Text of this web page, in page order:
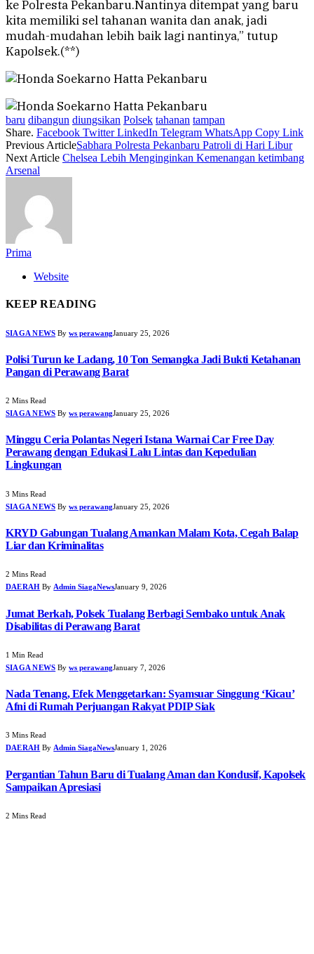
ke Polresta Pekanbaru.Nantinya ditempat yang baru
kita memiliki sel tahanan wanita dan anak, jadi
mudah-mudahan lebih baik lagi nantinya,” tutup
Kapolsek.(**)
baru dibangun diungsikan Polsek tahanan tampan
Share. Facebook Twitter LinkedIn Telegram WhatsApp Copy Link
Previous ArticleSabhara Polresta Pekanbaru Patroli di Hari Libur
Next Article Chelsea Lebih Menginginkan Kemenangan ketimbang
Arsenal
Prima
Website
KEEP READING
SIAGA NEWS By ws perawangJanuary 25, 2026
Polisi Turun ke Ladang, 10 Ton Semangka Jadi Bukti Ketahanan
Pangan di Perawang Barat
2 Mins Read
SIAGA NEWS By ws perawangJanuary 25, 2026
Minggu Ceria Polantas Negeri Istana Warnai Car Free Day
Perawang dengan Edukasi Lalu Lintas dan Kepedulian
Lingkungan
3 Mins Read
SIAGA NEWS By ws perawangJanuary 25, 2026
KRYD Gabungan Tualang Amankan Malam Kota, Cegah Balap
Liar dan Kriminalitas
2 Mins Read
DAERAH By Admin SiagaNewsJanuary 9, 2026
Jumat Berkah, Polsek Tualang Berbagi Sembako untuk Anak
Disabilitas di Perawang Barat
1 Min Read
SIAGA NEWS By ws perawangJanuary 7, 2026
Nada Tenang, Efek Menggetarkan: Syamsuar Singgung ‘Kicau’
Afni di Rumah Perjuangan Rakyat PDIP Siak
3 Mins Read
DAERAH By Admin SiagaNewsJanuary 1, 2026
Pergantian Tahun Baru di Tualang Aman dan Kondusif, Kapolsek
Sampaikan Apresiasi
2 Mins Read